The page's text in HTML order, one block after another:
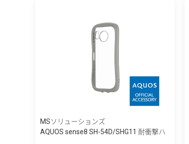
MSソリューションズ
AQUOS sense8 SH-54D/SHG11 耐衝撃ハ